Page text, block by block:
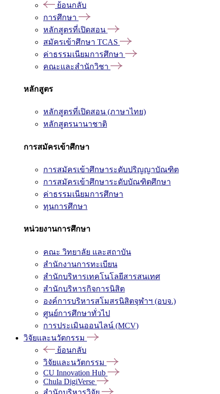
ย้อนกลับ
การศึกษา
หลักสูตรที่เปิดสอน
สมัครเข้าศึกษา TCAS
ค่าธรรมเนียมการศึกษา
คณะและสำนักวิชา
หลักสูตร
หลักสูตรที่เปิดสอน (ภาษาไทย)
หลักสูตรนานาชาติ
การสมัครเข้าศึกษา
การสมัครเข้าศึกษาระดับปริญญาบัณฑิต
การสมัครเข้าศึกษาระดับบัณฑิตศึกษา
ค่าธรรมเนียมการศึกษา
ทุนการศึกษา
หน่วยงานการศึกษา
คณะ วิทยาลัย และสถาบัน
สำนักงานการทะเบียน
สำนักบริหารเทคโนโลยีสารสนเทศ
สำนักบริหารกิจการนิสิต
องค์การบริหารสโมสรนิสิตจุฬาฯ (อบจ.)
ศูนย์การศึกษาทั่วไป
การประเมินออนไลน์ (MCV)
วิจัยและนวัตกรรม
ย้อนกลับ
วิจัยและนวัตกรรม
CU Innovation Hub
Chula DigiVerse
สำนักบริหารวิจัย